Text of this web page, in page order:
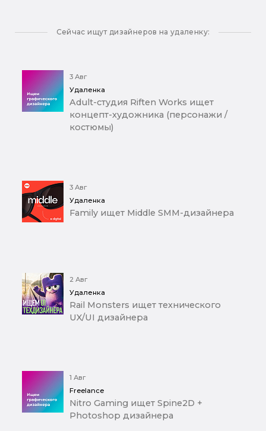
Сейчас ищут дизайнеров на удаленку:
3 Авг
Удаленка
Adult-студия Riften Works ищет
концепт-художника (персонажи /
костюмы)
3 Авг
Удаленка
Family ищет Middle SMM-дизайнера
2 Авг
Удаленка
Rail Monsters ищет технического
UX/UI дизайнера
1 Авг
Freelance
Nitro Gaming ищет Spine2D +
Photoshop дизайнера